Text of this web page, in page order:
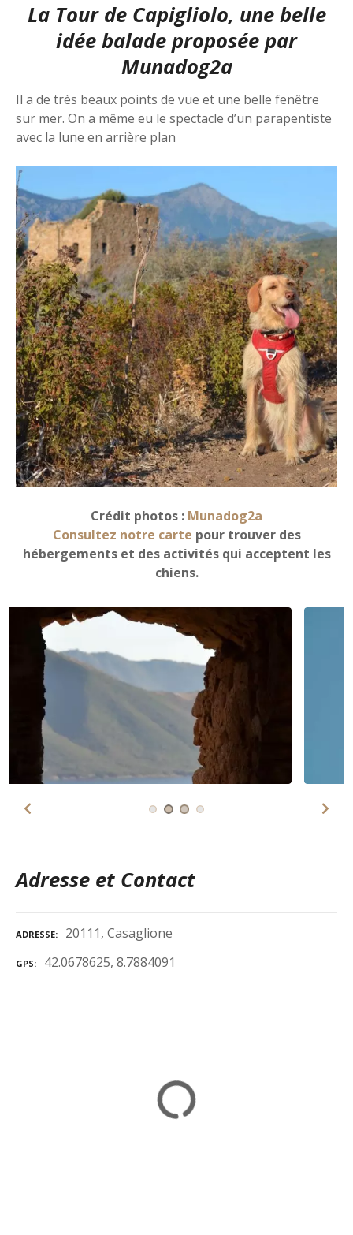
La Tour de Capigliolo, une belle
idée balade proposée par
Munadog2a
Il a de très beaux points de vue et une belle fenêtre
sur mer. On a même eu le spectacle d’un parapentiste
avec la lune en arrière plan
Crédit photos : Munadog2a
Consultez notre carte pour trouver des
hébergements et des activités qui acceptent les
chiens.
Adresse et Contact
ADRESSE 20111, Casaglione
GPS 42.0678625, 8.7884091